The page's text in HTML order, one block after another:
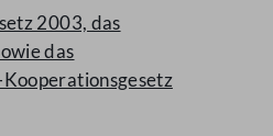
2003, das
das